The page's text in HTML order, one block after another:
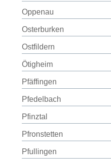
Oppenau
Osterburken
Ostfildern
Ötigheim
Pfäffingen
Pfedelbach
Pfinztal
Pfronstetten
Pfullingen